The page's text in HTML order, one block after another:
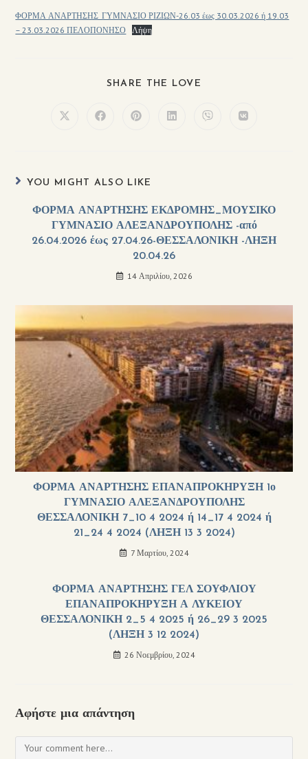
ΦΟΡΜΑ ΑΝΑΡΤΗΣΗΣ_ΓΥΜΝΑΣΙΟ ΡΙΖΙΩΝ-26.03 έως 30.03.2026 ή 19.03
– 23.03.2026 ΠΕΛΟΠΟΝΗΣΟ
Λήψη
SHARE THE LOVE
YOU MIGHT ALSO LIKE
ΦΟΡΜΑ ΑΝΑΡΤΗΣΗΣ ΕΚΔΡΟΜΗΣ_ΜΟΥΣΙΚΟ
ΓΥΜΝΑΣΙΟ ΑΛΕΞΑΝΔΡΟΥΠΟΛΗΣ -από
26.04.2026 έως 27.04.26-ΘΕΣΣΑΛΟΝΙΚΗ -ΛΗΞΗ
20.04.26
14 Απριλίου, 2026
ΦΟΡΜΑ ΑΝΑΡΤΗΣΗΣ ΕΠΑΝΑΠΡΟΚΗΡΥΞΗ 1ο
ΓΥΜΝΑΣΙΟ ΑΛΕΞΑΝΔΡΟΥΠΟΛΗΣ
ΘΕΣΣΑΛΟΝΙΚΗ 7_10 4 2024 ή 14_17 4 2024 ή
21_24 4 2024 (ΛΗΞΗ 13 3 2024)
7 Μαρτίου, 2024
ΦΟΡΜΑ ΑΝΑΡΤΗΣΗΣ ΓΕΛ ΣΟΥΦΛΙΟΥ
ΕΠΑΝΑΠΡΟΚΗΡΥΞΗ Α ΛΥΚΕΙΟΥ
ΘΕΣΣΑΛΟΝΙΚΗ 2_5 4 2025 ή 26_29 3 2025
(ΛΗΞΗ 3 12 2024)
26 Νοεμβρίου, 2024
Αφήστε μια απάντηση